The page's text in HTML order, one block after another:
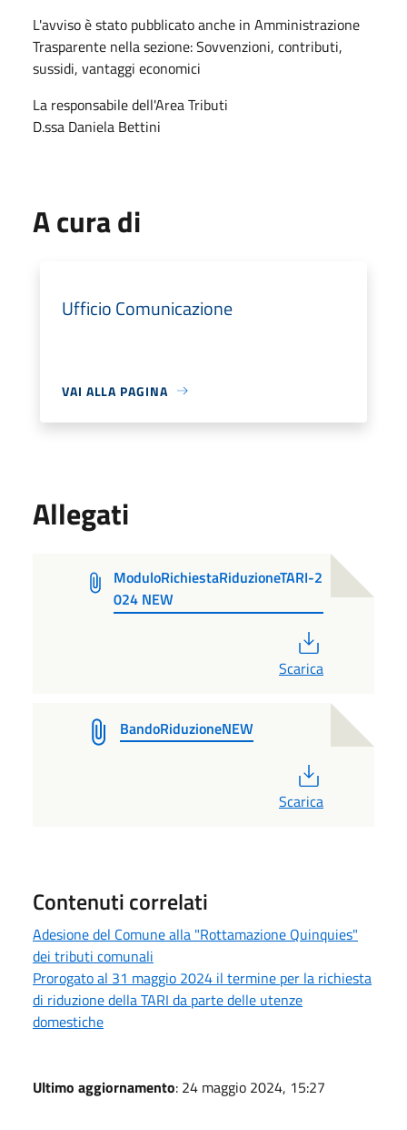
L'avviso è stato pubblicato anche in Amministrazione
Trasparente nella sezione: Sovvenzioni, contributi,
sussidi, vantaggi economici
La responsabile dell'Area Tributi
D.ssa Daniela Bettini
A cura di
Ufficio Comunicazione
VAI ALLA PAGINA
Allegati
ModuloRichiestaRiduzioneTARI-2
024 NEW
Scarica
BandoRiduzioneNEW
Scarica
Contenuti correlati
Adesione del Comune alla "Rottamazione Quinquies"
dei tributi comunali
Prorogato al 31 maggio 2024 il termine per la richiesta
di riduzione della TARI da parte delle utenze
domestiche
Ultimo aggiornamento: 24 maggio 2024, 15:27